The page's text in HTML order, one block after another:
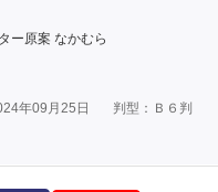
ー原案 なかむら
年09月25日 判型：Ｂ６判